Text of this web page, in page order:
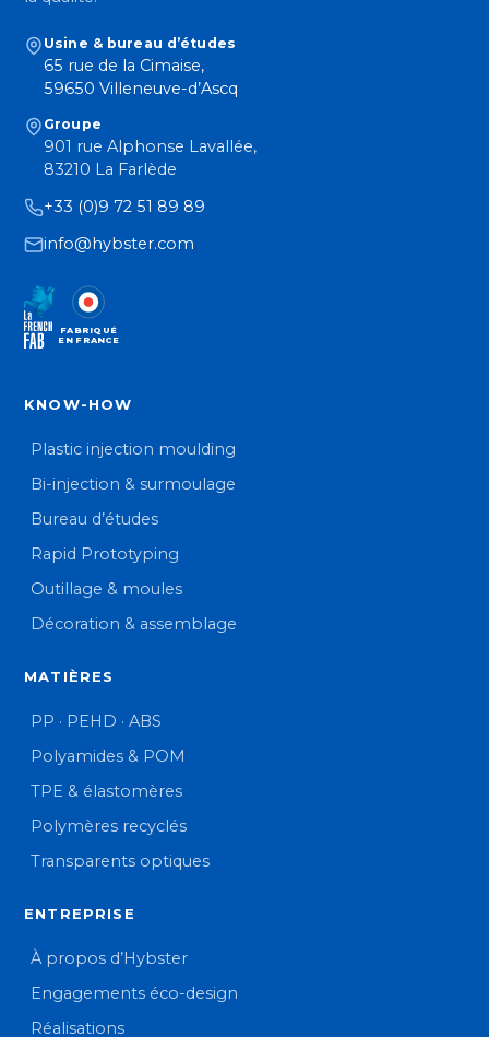
Usine & bureau d’études
65 rue de la Cimaise,
59650 Villeneuve-d’Ascq
Groupe
901 rue Alphonse Lavallée,
83210 La Farlède
+33 (0)9 72 51 89 89
info@hybster.com
FABRIQUÉ
EN FRANCE
KNOW-HOW
Plastic injection moulding
Bi-injection & surmoulage
Bureau d’études
Rapid Prototyping
Outillage & moules
Décoration & assemblage
MATIÈRES
PP · PEHD · ABS
Polyamides & POM
TPE & élastomères
Polymères recyclés
Transparents optiques
ENTREPRISE
À propos d’Hybster
Engagements éco-design
Réalisations